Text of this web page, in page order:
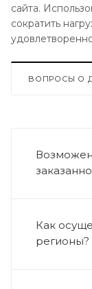
сайта.
сократить
ВОПРОСЫ О
Как
регионы?